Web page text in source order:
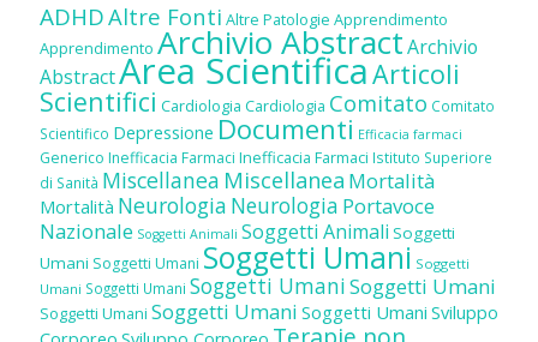
ADHDAltre Fonti Altre Patologie Apprendimento
Apprendimento Archivio AbstractArchivio
AbstractArea ScientificaArticoli
Scientifici Cardiologia Cardiologia Comitato Comitato
Scientifico Depressione Documenti Efficacia farmaci
Generico Inefficacia Farmaci Inefficacia Farmaci Istituto Superiore
di Sanità Miscellanea Miscellanea Mortalità
Mortalità Neurologia Neurologia Portavoce
Nazionale Soggetti Animali Soggetti Animali Soggetti
Umani Soggetti Umani Soggetti Umani Soggetti
Umani Soggetti Umani Soggetti UmaniSoggetti Umani
Soggetti Umani Soggetti Umani Soggetti Umani Sviluppo